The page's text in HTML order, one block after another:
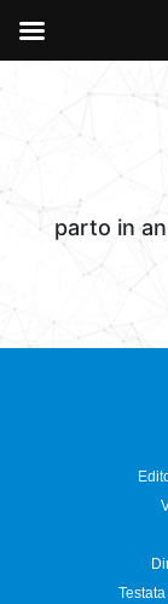
parto in